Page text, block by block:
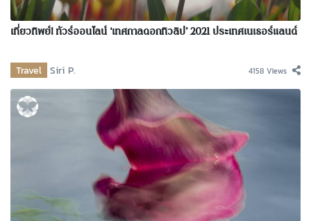
เที่ยวทิพย์! ทัวร์ออนไลน์ ‘เทศกาลดอกทิวลิป’ 2021 ประเทศเนเธอร์แลนด์
Travel Siri P. 4158 Views